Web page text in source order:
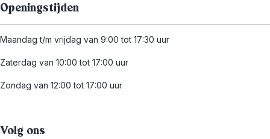
Openingstijden
Maandag t/m vrijdag van 9:00 tot 17:30 uur
Zaterdag van 10:00 tot 17:00 uur
Zondag van 12:00 tot 17:00 uur
Volg ons